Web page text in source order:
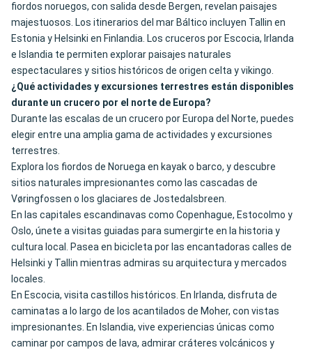
fiordos noruegos, con salida desde Bergen, revelan paisajes
majestuosos. Los itinerarios del mar Báltico incluyen Tallin en
Estonia y Helsinki en Finlandia. Los cruceros por Escocia, Irlanda
e Islandia te permiten explorar paisajes naturales
espectaculares y sitios históricos de origen celta y vikingo.
¿Qué actividades y excursiones terrestres están disponibles
durante un crucero por el norte de Europa?
Durante las escalas de un crucero por Europa del Norte, puedes
elegir entre una amplia gama de actividades y excursiones
terrestres.
Explora los fiordos de Noruega en kayak o barco, y descubre
sitios naturales impresionantes como las cascadas de
Vøringfossen o los glaciares de Jostedalsbreen.
En las capitales escandinavas como Copenhague, Estocolmo y
Oslo, únete a visitas guiadas para sumergirte en la historia y
cultura local. Pasea en bicicleta por las encantadoras calles de
Helsinki y Tallin mientras admiras su arquitectura y mercados
locales.
En Escocia, visita castillos históricos. En Irlanda, disfruta de
caminatas a lo largo de los acantilados de Moher, con vistas
impresionantes. En Islandia, vive experiencias únicas como
caminar por campos de lava, admirar cráteres volcánicos y